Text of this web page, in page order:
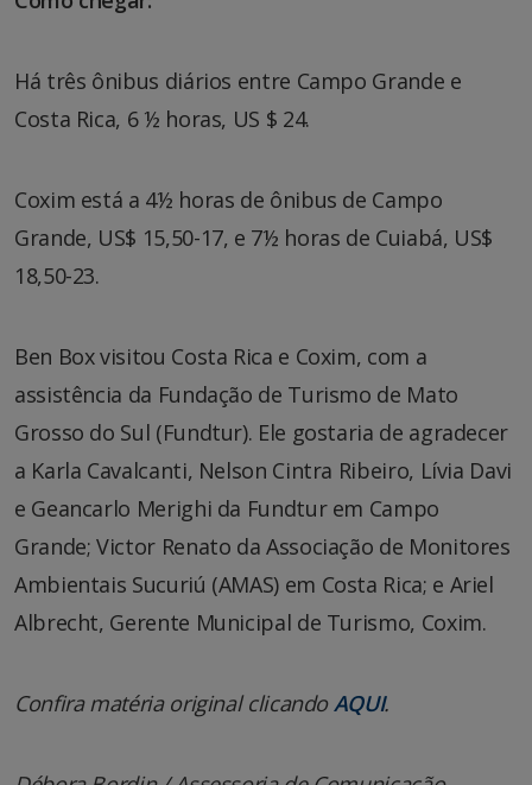
Há três ônibus diários entre Campo Grande e
Costa Rica, 6 ½ horas, US $ 24.
Coxim está a 4½ horas de ônibus de Campo
Grande, US$ 15,50-17, e 7½ horas de Cuiabá, US$
18,50-23.
Ben Box visitou Costa Rica e Coxim, com a
assistência da Fundação de Turismo de Mato
Grosso do Sul (Fundtur). Ele gostaria de agradecer
a Karla Cavalcanti, Nelson Cintra Ribeiro, Lívia Davi
e Geancarlo Merighi da Fundtur em Campo
Grande; Victor Renato da Associação de Monitores
Ambientais Sucuriú (AMAS) em Costa Rica; e Ariel
Albrecht, Gerente Municipal de Turismo, Coxim.
Confira matéria original clicandoAQUI.